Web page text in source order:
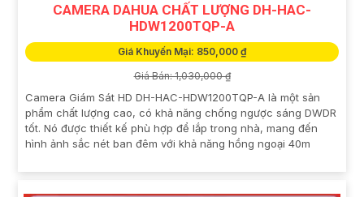
CAMERA DAHUA CHẤT LƯỢNG DH-HAC-
HDW1200TQP-A
Giá Khuyến Mại: 850,000 ₫
Giá Bán: 1,030,000 ₫
Camera Giám Sát HD DH-HAC-HDW1200TQP-A là một sản
phẩm chất lượng cao, có khả năng chống ngược sáng DWDR
tốt. Nó được thiết kế phù hợp để lắp trong nhà, mang đến
hình ảnh sắc nét ban đêm với khả năng hồng ngoại 40m